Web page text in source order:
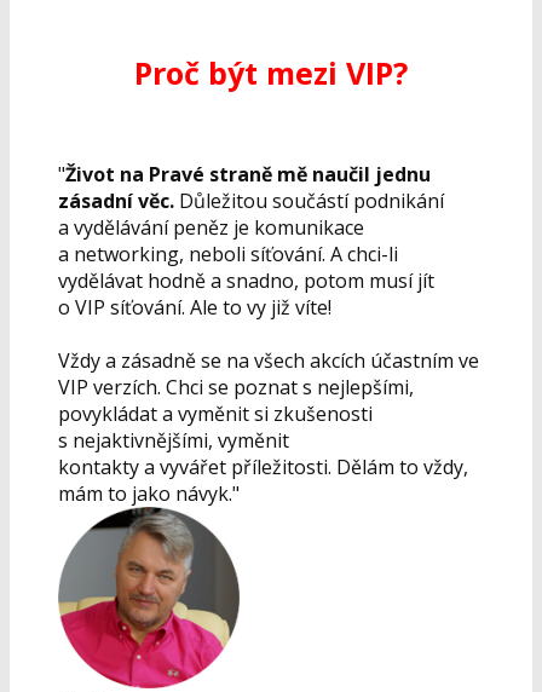
Proč být mezi VIP?
"Život na Pravé straně mě naučil jednu
zásadní věc. Důležitou součástí podnikání
a vydělávání peněz je komunikace
a networking, neboli síťování. A chci-li
vydělávat hodně a snadno, potom musí jít
o VIP síťování. Ale to vy již víte!
Vždy a zásadně se na všech akcích účastním ve
VIP verzích. Chci se poznat s nejlepšími,
povykládat a vyměnit si zkušenosti
s nejaktivnějšími, vyměnit
kontakty a vyvářet příležitosti. Dělám to vždy,
mám to jako návyk."